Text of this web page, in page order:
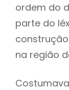
ordem do
parte do
na região